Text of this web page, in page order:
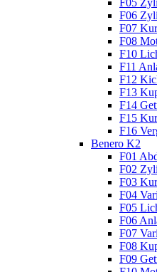
F06
F07
F08
F10
F11
F12
F13
F14
F15
F16
Benero K2
F01
F02
F03
F04
F05
F06
F07
F08
F09